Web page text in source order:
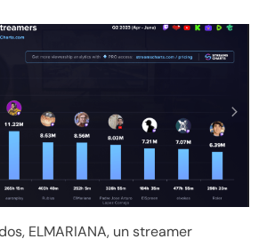
ELMARIANA, un streamer